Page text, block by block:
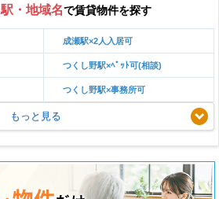
駅・地域名で賃貸物件を探す
成瀬駅×2人入居可
つくし野駅×ﾍﾟｯﾄ可(相談)
つくし野駅×事務所可
もっと見る